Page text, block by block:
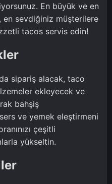
En büyük ve en
en sevdiğiniz müşterilere
tacos servis edin!
sipariş alacak, taco
ekleyecek ve
bahşiş
ve yemek eleştirmeni
çeşitli
yükseltin.